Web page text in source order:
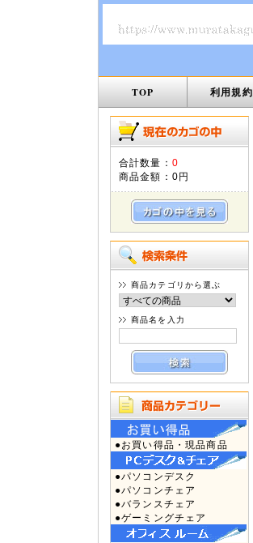
TOP 利用規約
合計数量： 0
商品金額： 0円
商品カテゴリから選ぶ
商品名を入力
●お買い得品・現品商品
●パソコンデスク
●パソコンチェア
●バランスチェア
●ゲーミングチェア